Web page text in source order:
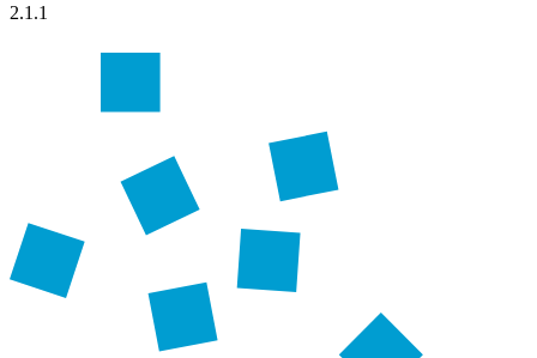
2.1.1